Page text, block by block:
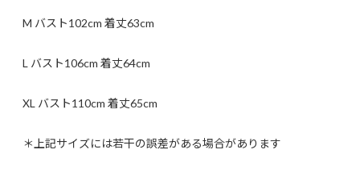
M バスト102cm 着丈63cm
L バスト106cm 着丈64cm
XL バスト110cm 着丈65cm
＊上記サイズには若干の誤差がある場合があります